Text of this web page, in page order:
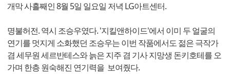
개막 사흘째인 8월 5일 일요일 저녁 LG아트센터.
명불허전. 역시 조승우였다. '지킬앤하이드'에서 이미 두 얼굴의
연기를 멋지게 소화했던 조승우는 이번 작품에서도 젊은 극작가
겸 세무원 세르반테스와 늙은 지주 겸 기사 지망생 돈키호테를 오
가며 한층 원숙해진 연기력을 보여줬다.